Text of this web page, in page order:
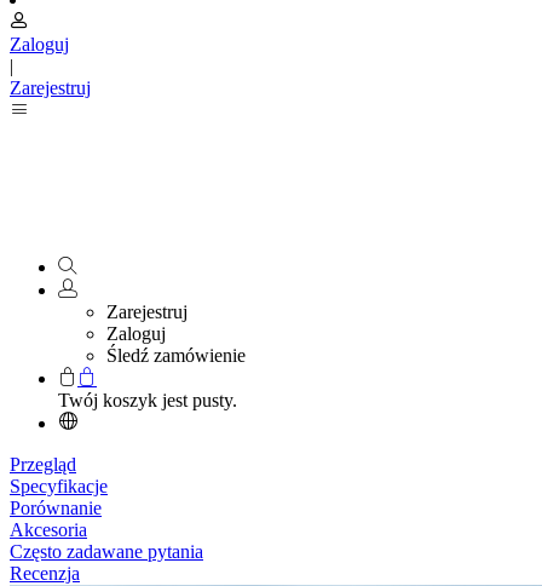
Zaloguj
|
Zarejestruj
Zarejestruj
Zaloguj
Śledź zamówienie
Twój koszyk jest pusty.
Przegląd
Specyfikacje
Porównanie
Akcesoria
Często zadawane pytania
Recenzja